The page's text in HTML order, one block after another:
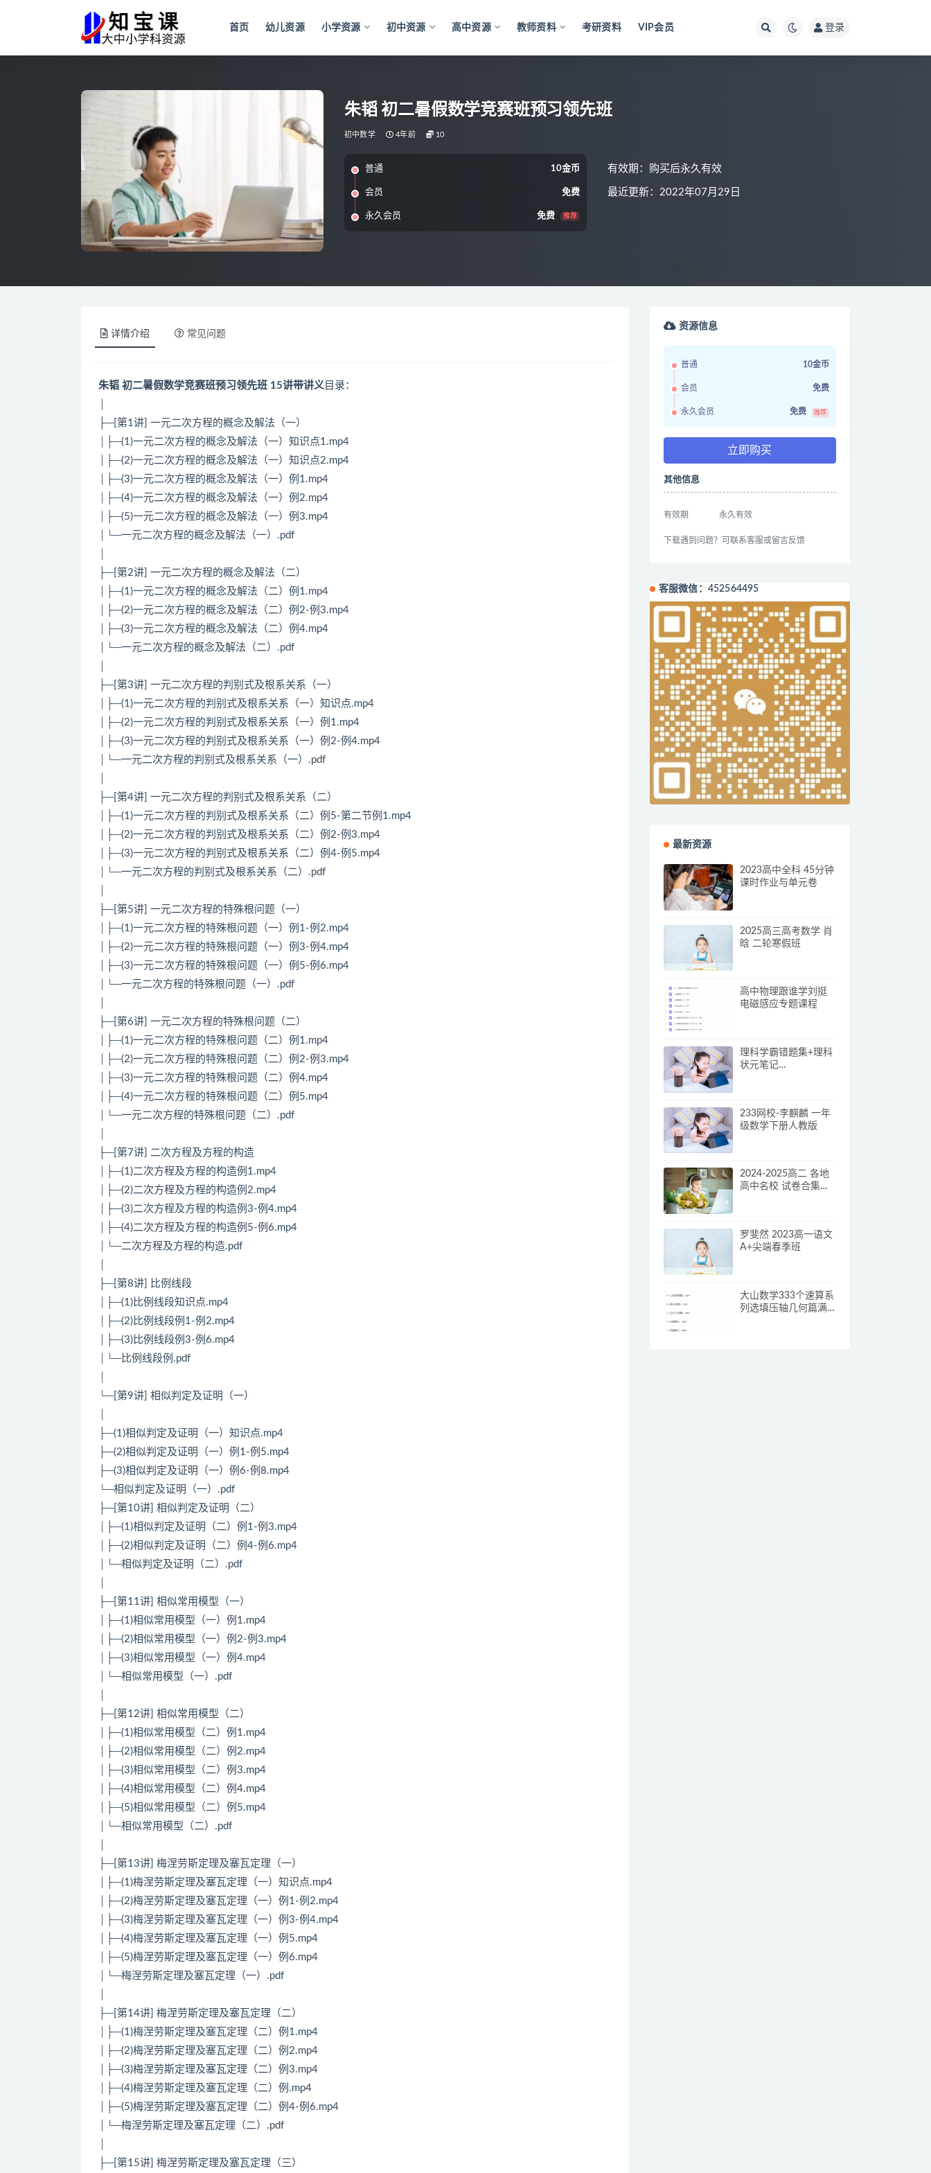
首页 幼儿资源 小学资源 初中资源 高中资源 教师资料 考研资料 VIP会员 登录
朱韬 初二暑假数学竞赛班预习领先班
初中数学 4年前 10
普通 10金币
会员 免费
永久会员 免费 推荐
有效期：购买后永久有效
最近更新：2022年07月29日
详情介绍 常见问题
朱韬 初二暑假数学竞赛班预习领先班 15讲带讲义 目录：
├─[第1讲] 一元二次方程的概念及解法（一）
│├─(1)一元二次方程的概念及解法（一）知识点1.mp4
│├─(2)一元二次方程的概念及解法（一）知识点2.mp4
│├─(3)一元二次方程的概念及解法（一）例1.mp4
│├─(4)一元二次方程的概念及解法（一）例2.mp4
│├─(5)一元二次方程的概念及解法（一）例3.mp4
│└─一元二次方程的概念及解法（一）.pdf
├─[第2讲] 一元二次方程的概念及解法（二）
│├─(1)一元二次方程的概念及解法（二）例1.mp4
│├─(2)一元二次方程的概念及解法（二）例2-例3.mp4
│├─(3)一元二次方程的概念及解法（二）例4.mp4
│└─一元二次方程的概念及解法（二）.pdf
├─[第3讲] 一元二次方程的判别式及根系关系（一）
│├─(1)一元二次方程的判别式及根系关系（一）知识点.mp4
│├─(2)一元二次方程的判别式及根系关系（一）例1.mp4
│├─(3)一元二次方程的判别式及根系关系（一）例2-例4.mp4
│└─一元二次方程的判别式及根系关系（一）.pdf
├─[第4讲] 一元二次方程的判别式及根系关系（二）
│├─(1)一元二次方程的判别式及根系关系（二）例5-第二节例1.mp4
│├─(2)一元二次方程的判别式及根系关系（二）例2-例3.mp4
│├─(3)一元二次方程的判别式及根系关系（二）例4-例5.mp4
│└─一元二次方程的判别式及根系关系（二）.pdf
├─[第5讲] 一元二次方程的特殊根问题（一）
│├─(1)一元二次方程的特殊根问题（一）例1-例2.mp4
│├─(2)一元二次方程的特殊根问题（一）例3-例4.mp4
│├─(3)一元二次方程的特殊根问题（一）例5-例6.mp4
│└─一元二次方程的特殊根问题（一）.pdf
├─[第6讲] 一元二次方程的特殊根问题（二）
│├─(1)一元二次方程的特殊根问题（二）例1.mp4
│├─(2)一元二次方程的特殊根问题（二）例2-例3.mp4
│├─(3)一元二次方程的特殊根问题（二）例4.mp4
│├─(4)一元二次方程的特殊根问题（二）例5.mp4
│└─一元二次方程的特殊根问题（二）.pdf
├─[第7讲] 二次方程及方程的构造
│├─(1)二次方程及方程的构造例1.mp4
│├─(2)二次方程及方程的构造例2.mp4
│├─(3)二次方程及方程的构造例3-例4.mp4
│├─(4)二次方程及方程的构造例5-例6.mp4
│└─二次方程及方程的构造.pdf
├─[第8讲] 比例线段
│├─(1)比例线段知识点.mp4
│├─(2)比例线段例1-例2.mp4
│├─(3)比例线段例3-例6.mp4
│└─比例线段例.pdf
└─[第9讲] 相似判定及证明（一）
├─(1)相似判定及证明（一）知识点.mp4
├─(2)相似判定及证明（一）例1-例5.mp4
├─(3)相似判定及证明（一）例6-例8.mp4
└─相似判定及证明（一）.pdf
├─[第10讲] 相似判定及证明（二）
│├─(1)相似判定及证明（二）例1-例3.mp4
│├─(2)相似判定及证明（二）例4-例6.mp4
│└─相似判定及证明（二）.pdf
├─[第11讲] 相似常用模型（一）
│├─(1)相似常用模型（一）例1.mp4
│├─(2)相似常用模型（一）例2-例3.mp4
│├─(3)相似常用模型（一）例4.mp4
│└─相似常用模型（一）.pdf
├─[第12讲] 相似常用模型（二）
│├─(1)相似常用模型（二）例1.mp4
│├─(2)相似常用模型（二）例2.mp4
│├─(3)相似常用模型（二）例3.mp4
│├─(4)相似常用模型（二）例4.mp4
│├─(5)相似常用模型（二）例5.mp4
│└─相似常用模型（二）.pdf
├─[第13讲] 梅涅劳斯定理及塞瓦定理（一）
│├─(1)梅涅劳斯定理及塞瓦定理（一）知识点.mp4
│├─(2)梅涅劳斯定理及塞瓦定理（一）例1-例2.mp4
│├─(3)梅涅劳斯定理及塞瓦定理（一）例3-例4.mp4
│├─(4)梅涅劳斯定理及塞瓦定理（一）例5.mp4
│├─(5)梅涅劳斯定理及塞瓦定理（一）例6.mp4
│└─梅涅劳斯定理及塞瓦定理（一）.pdf
├─[第14讲] 梅涅劳斯定理及塞瓦定理（二）
│├─(1)梅涅劳斯定理及塞瓦定理（二）例1.mp4
│├─(2)梅涅劳斯定理及塞瓦定理（二）例2.mp4
│├─(3)梅涅劳斯定理及塞瓦定理（二）例3.mp4
│├─(4)梅涅劳斯定理及塞瓦定理（二）例.mp4
│├─(5)梅涅劳斯定理及塞瓦定理（二）例4-例6.mp4
│└─梅涅劳斯定理及塞瓦定理（二）.pdf
├─[第15讲] 梅涅劳斯定理及塞瓦定理（三）
资源信息
普通 10金币
会员 免费
永久会员 免费 推荐
立即购买
其他信息
有效期 永久有效
下载遇到问题？可联系客服或留言反馈
客服微信：452564495
最新资源
2023高中全科 45分钟
课时作业与单元卷
2025高三高考数学 肖
晗 二轮寒假班
高中物理跟谁学刘挺
电磁感应专题课程
理科学霸错题集+理科
状元笔记
233网校-李麒麟 一年
级数学下册人教版
2024-2025高二 各地
高中名校 试卷合集
罗斐然 2023高一语文
A+尖端春季班
大山数学333个速算系
列选填压轴几何篇满